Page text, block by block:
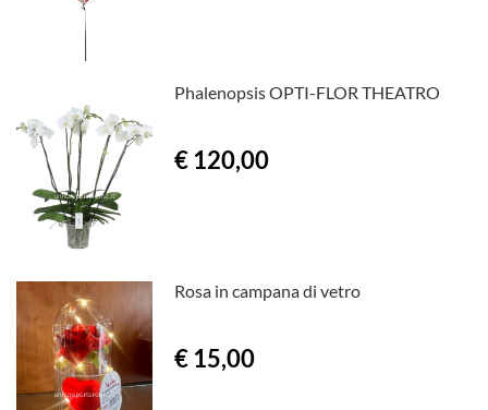
Phalenopsis OPTI-FLOR THEATRO
€ 120,00
Rosa in campana di vetro
€ 15,00